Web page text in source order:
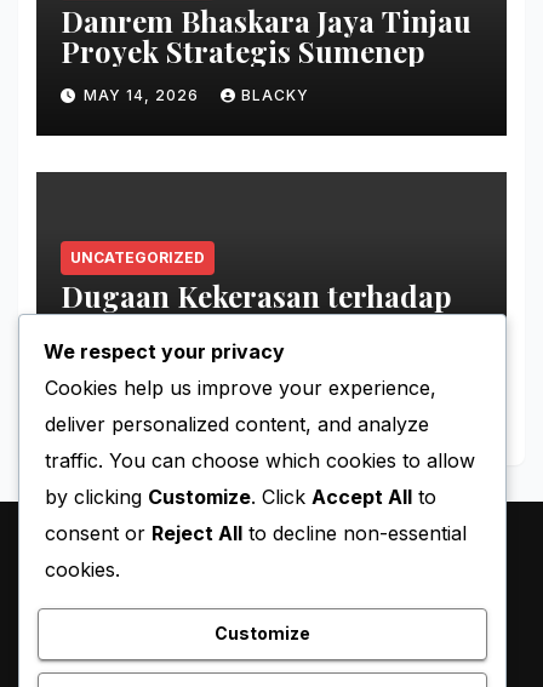
Danrem Bhaskara Jaya Tinjau
Proyek Strategis Sumenep
MAY 14, 2026 BLACKY
UNCATEGORIZED
Dugaan Kekerasan terhadap
Tahanan Perempuan Palestina
We respect your privacy
Cookies help us improve your experience,
deliver personalized content, and analyze
traffic. You can choose which cookies to allow
by clicking Customize. Click Accept All to
consent or Reject All to decline non-essential
cookies.
Customize